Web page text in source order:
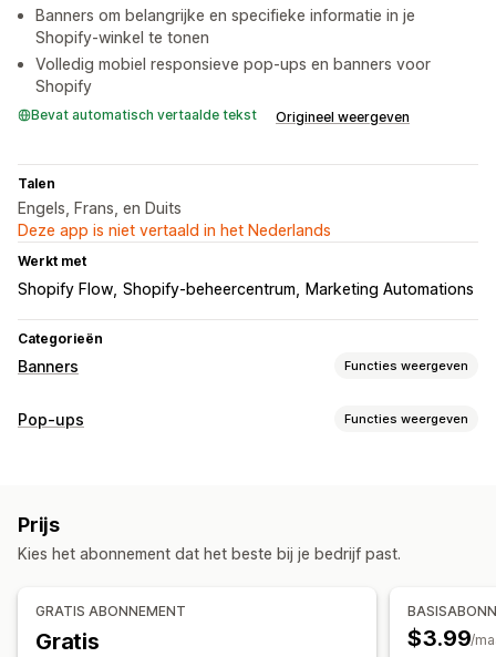
Banners om belangrijke en specifieke informatie in je
Shopify-winkel te tonen
Volledig mobiel responsieve pop-ups en banners voor
Shopify
Bevat automatisch vertaalde tekst Origineel weergeven
Talen
Engels, Frans, en Duits
Deze app is niet vertaald in het Nederlands
Werkt met
Shopify Flow Shopify-beheercentrum Marketing Automations
Categorieën
Banners Functies weergeven
Soorten banners
Animaties
Kleur en lettertype
Mobiel responsief
Pop-ups Functies weergeven
Winkelwagenpop-ups
Formulieren Banners Aankondigingen
Pop-ups op maat
Prijs
Kies het abonnement dat het beste bij je bedrijf past.
GRATIS ABONNEMENT
Gratis $3.99/